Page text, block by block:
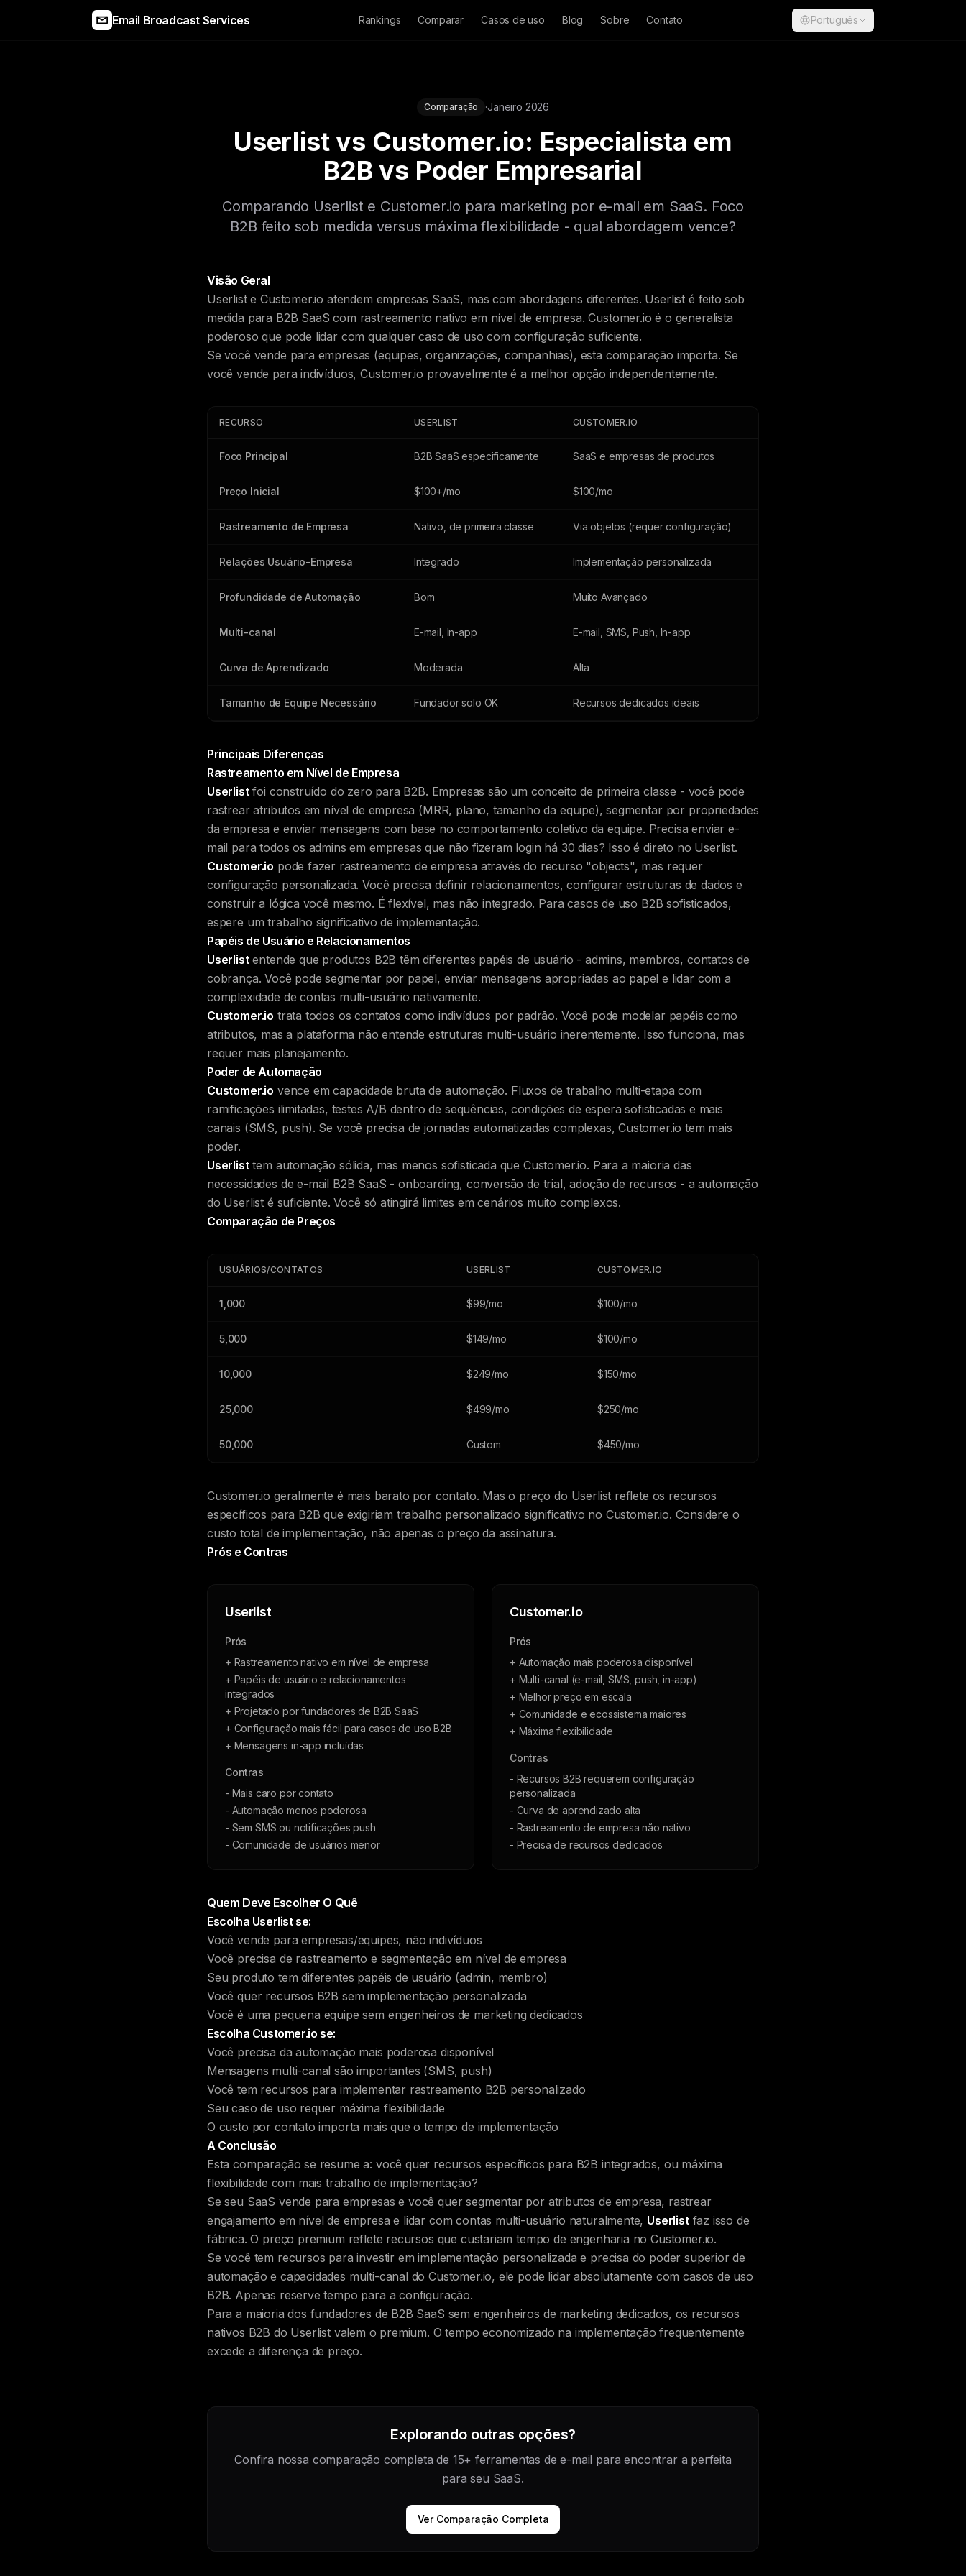
Email Broadcast Services Rankings Comparar Casos de uso Blog Sobre Contato Português
Comparação ·Janeiro 2026
Userlist vs Customer.io: Especialista em
B2B vs Poder Empresarial
Comparando Userlist e Customer.io para marketing por e-mail em SaaS. Foco
B2B feito sob medida versus máxima flexibilidade - qual abordagem vence?
Visão Geral
Userlist e Customer.io atendem empresas SaaS, mas com abordagens diferentes. Userlist é feito sob
medida para B2B SaaS com rastreamento nativo em nível de empresa. Customer.io é o generalista
poderoso que pode lidar com qualquer caso de uso com configuração suficiente.
Se você vende para empresas (equipes, organizações, companhias), esta comparação importa. Se
você vende para indivíduos, Customer.io provavelmente é a melhor opção independentemente.
RECURSO USERLIST CUSTOMER.IO
Foco Principal B2B SaaS especificamente SaaS e empresas de produtos
Preço Inicial $100+/mo $100/mo
Rastreamento de Empresa Nativo, de primeira classe Via objetos (requer configuração)
Relações Usuário-Empresa Integrado Implementação personalizada
Profundidade de Automação Bom Muito Avançado
Multi-canal E-mail, In-app E-mail, SMS, Push, In-app
Curva de Aprendizado Moderada Alta
Tamanho de Equipe Necessário Fundador solo OK Recursos dedicados ideais
Principais Diferenças
Rastreamento em Nível de Empresa
Userlistfoi construído do zero para B2B. Empresas são um conceito de primeira classe - você pode
rastrear atributos em nível de empresa (MRR, plano, tamanho da equipe), segmentar por propriedades
da empresa e enviar mensagens com base no comportamento coletivo da equipe. Precisa enviar e-
mail para todos os admins em empresas que não fizeram login há 30 dias? Isso é direto no Userlist.
Customer.io pode fazer rastreamento de empresa através do recurso "objects", mas requer
configuração personalizada. Você precisa definir relacionamentos, configurar estruturas de dados e
construir a lógica você mesmo. É flexível, mas não integrado. Para casos de uso B2B sofisticados,
espere um trabalho significativo de implementação.
Papéis de Usuário e Relacionamentos
Userlistentende que produtos B2B têm diferentes papéis de usuário - admins, membros, contatos de
cobrança. Você pode segmentar por papel, enviar mensagens apropriadas ao papel e lidar com a
complexidade de contas multi-usuário nativamente.
Customer.io trata todos os contatos como indivíduos por padrão. Você pode modelar papéis como
atributos, mas a plataforma não entende estruturas multi-usuário inerentemente. Isso funciona, mas
requer mais planejamento.
Poder de Automação
Customer.io vence em capacidade bruta de automação. Fluxos de trabalho multi-etapa com
ramificações ilimitadas, testes A/B dentro de sequências, condições de espera sofisticadas e mais
canais (SMS, push). Se você precisa de jornadas automatizadas complexas, Customer.io tem mais
poder.
Userlisttem automação sólida, mas menos sofisticada que Customer.io. Para a maioria das
necessidades de e-mail B2B SaaS - onboarding, conversão de trial, adoção de recursos - a automação
do Userlist é suficiente. Você só atingirá limites em cenários muito complexos.
Comparação de Preços
USUÁRIOS/CONTATOS USERLIST CUSTOMER.IO
1,000 $99/mo $100/mo
5,000 $149/mo $100/mo
10,000 $249/mo $150/mo
25,000 $499/mo $250/mo
50,000 Custom $450/mo
Customer.io geralmente é mais barato por contato. Mas o preço do Userlist reflete os recursos
específicos para B2B que exigiriam trabalho personalizado significativo no Customer.io. Considere o
custo total de implementação, não apenas o preço da assinatura.
Prós e Contras
Userlist
Prós
+ Rastreamento nativo em nível de empresa
+ Papéis de usuário e relacionamentos
integrados
+ Projetado por fundadores de B2B SaaS
+ Configuração mais fácil para casos de uso B2B
+ Mensagens in-app incluídas
Contras
- Mais caro por contato
- Automação menos poderosa
- Sem SMS ou notificações push
- Comunidade de usuários menor
Customer.io
Prós
+ Automação mais poderosa disponível
+ Multi-canal (e-mail, SMS, push, in-app)
+ Melhor preço em escala
+ Comunidade e ecossistema maiores
+ Máxima flexibilidade
Contras
- Recursos B2B requerem configuração
personalizada
- Curva de aprendizado alta
- Rastreamento de empresa não nativo
- Precisa de recursos dedicados
Quem Deve Escolher O Quê
Escolha Userlist se:
Você vende para empresas/equipes, não indivíduos
Você precisa de rastreamento e segmentação em nível de empresa
Seu produto tem diferentes papéis de usuário (admin, membro)
Você quer recursos B2B sem implementação personalizada
Você é uma pequena equipe sem engenheiros de marketing dedicados
Escolha Customer.io se:
Você precisa da automação mais poderosa disponível
Mensagens multi-canal são importantes (SMS, push)
Você tem recursos para implementar rastreamento B2B personalizado
Seu caso de uso requer máxima flexibilidade
O custo por contato importa mais que o tempo de implementação
A Conclusão
Esta comparação se resume a: você quer recursos específicos para B2B integrados, ou máxima
flexibilidade com mais trabalho de implementação?
Se seu SaaS vende para empresas e você quer segmentar por atributos de empresa, rastrear
engajamento em nível de empresa e lidar com contas multi-usuário naturalmente, Userlistfaz isso de
fábrica. O preço premium reflete recursos que custariam tempo de engenharia no Customer.io.
Se você tem recursos para investir em implementação personalizada e precisa do poder superior de
automação e capacidades multi-canal do Customer.io, ele pode lidar absolutamente com casos de uso
B2B. Apenas reserve tempo para a configuração.
Para a maioria dos fundadores de B2B SaaS sem engenheiros de marketing dedicados, os recursos
nativos B2B do Userlist valem o premium. O tempo economizado na implementação frequentemente
excede a diferença de preço.
Explorando outras opções?
Confira nossa comparação completa de 15+ ferramentas de e-mail para encontrar a perfeita
para seu SaaS.
Ver Comparação Completa